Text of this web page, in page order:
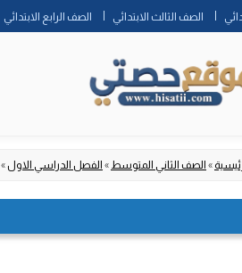
الصف الثالث الابتدائي الصف الرابع الابتدائي
» الصف الثاني المتوسط » الفصل الدراسي الاول»